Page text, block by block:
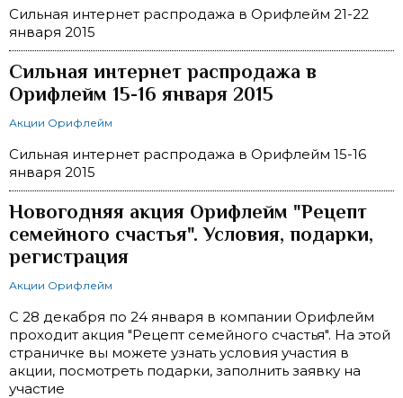
Сильная интернет распродажа в Орифлейм 21-22
января 2015
Сильная интернет распродажа в
Орифлейм 15-16 января 2015
Акции Орифлейм
Сильная интернет распродажа в Орифлейм 15-16
января 2015
Новогодняя акция Орифлейм "Рецепт
семейного счастья". Условия, подарки,
регистрация
Акции Орифлейм
С 28 декабря по 24 января в компании Орифлейм
проходит акция "Рецепт семейного счастья". На этой
страничке вы можете узнать условия участия в
акции, посмотреть подарки, заполнить заявку на
участие